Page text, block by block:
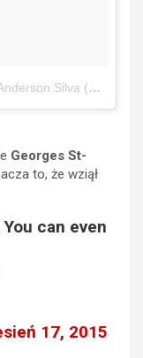
Film zamieszczony przez użytkownika Anderson Silva (@spiderandersonsilva)
Georges St-
to, że wziął
can even
17, 2015